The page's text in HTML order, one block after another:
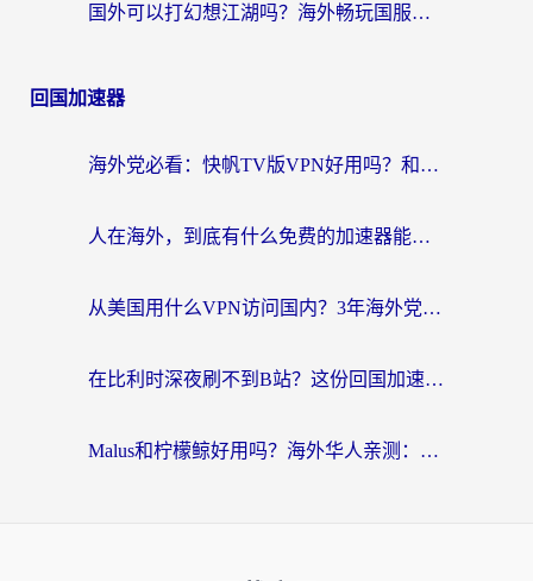
国外可以打幻想江湖吗？海外畅玩国服游戏的终极指南
回国加速器
海外党必看：快帆TV版VPN好用吗？和Easyback VPN对比哪个回国效果更好？附2026真实测评
人在海外，到底有什么免费的加速器能让我安心追剧打游戏？
从美国用什么VPN访问国内？3年海外党亲测：选对工具才能无缝刷B站、看腾讯视频
在比利时深夜刷不到B站？这份回国加速器避坑指南请收好
Malus和柠檬鲸好用吗？海外华人亲测：回国加速器怎么选才不踩坑？